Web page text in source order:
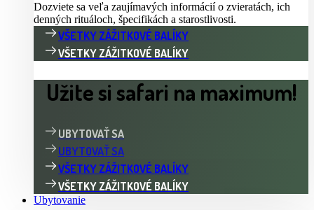
Dozviete sa veľa zaujímavých informácií o zvieratách, ich
denných rituáloch, špecifikách a starostlivosti.
VŠETKY ZÁŽITKOVÉ BALÍKY
VŠETKY ZÁŽITKOVÉ BALÍKY
Užite si safari na maximum!
UBYTOVAŤ SA
UBYTOVAŤ SA
VŠETKY ZÁŽITKOVÉ BALÍKY
VŠETKY ZÁŽITKOVÉ BALÍKY
Ubytovanie